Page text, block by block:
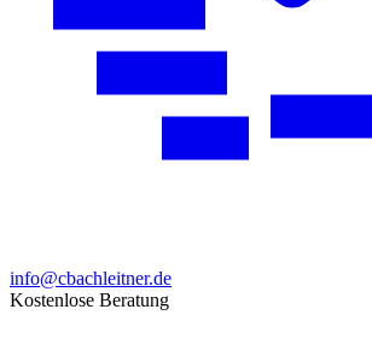
info@cbachleitner.de
Kostenlose Beratung